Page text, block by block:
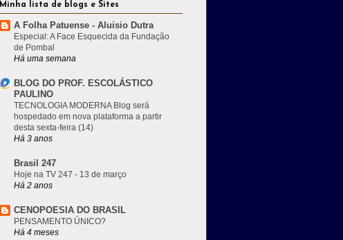
Minha lista de blogs e Sites
A Folha Patuense - Aluisio Dutra
Especial: A Face Esquecida da Fundação
de Pombal
Há uma semana
BLOG DO PROF. ESCOLÁSTICO
PAULINO
TECNOLOGIA MODERNA Blog será
hospedado em nova plataforma a partir
desta sexta-feira (14)
Há 3 anos
Brasil 247
Hoje na TV 247 - 13 de março
Há 2 anos
CENOPOESIA DO BRASIL
PENSAMENTO ÚNICO?
Há 4 meses